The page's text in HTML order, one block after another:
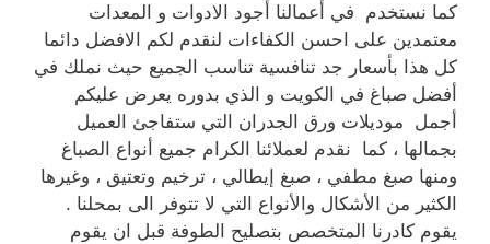
كما نستخدم في أعمالنا أجود الادوات و المعدات
معتمدين على احسن الكفاءات لنقدم لكم الافضل دائما
كل هذا بأسعار جد تنافسية تناسب الجميع حيث نملك في
أفضل صباغ في الكويت و الذي بدوره يعرض عليكم
أجمل موديلات ورق الجدران التي ستفاجئ العميل
بجمالها ، كما نقدم لعملائنا الكرام جميع أنواع الصباغ
ومنها صبغ مطفي ، صبغ إيطالي ، ترخيم وتعتيق ، وغيرها
الكثير من الأشكال والأنواع التي لا تتوفر الى بمحلنا .
يقوم كادرنا المتخصص بتصليح الطوفة قبل ان يقوم